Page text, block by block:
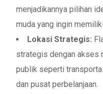
menjadikannya pilihan
muda yang ingin
Lokasi Strategis:
strategis dengan akses
publik seperti
dan pusat perbelanjaan.